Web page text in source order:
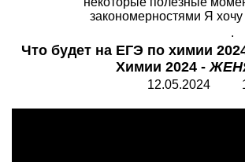
закономерностями Я хочу
.
Что будет на ЕГЭ по химии
Химии 2024 -
12.05.2024 1